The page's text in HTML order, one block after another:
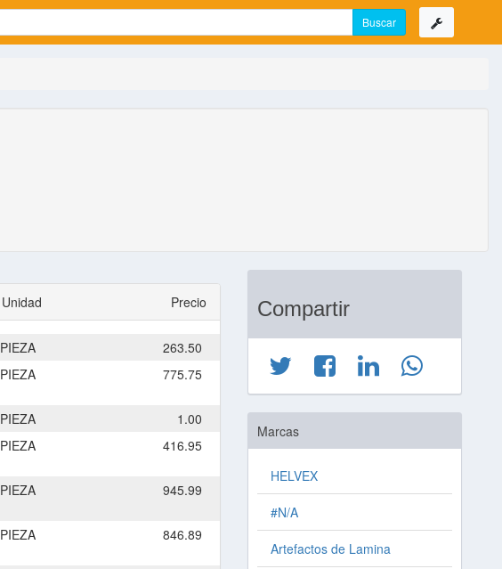
Unidad Precio
PIEZA
263.50
PIEZA 775.75
PIEZA
1.00
PIEZA 416.95
PIEZA 945.99
PIEZA 846.89
Compartir
Marcas
HELVEX
#N/A
Artefactos de Lamina